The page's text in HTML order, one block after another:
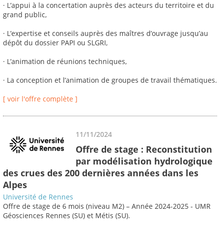
· L’appui à la concertation auprès des acteurs du territoire et du
grand public,
· L’expertise et conseils auprès des maîtres d’ouvrage jusqu’au
dépôt du dossier PAPI ou SLGRI,
· L’animation de réunions techniques,
· La conception et l’animation de groupes de travail thématiques.
[ voir l'offre complète ]
11/11/2024
Offre de stage : Reconstitution
par modélisation hydrologique
des crues des 200 dernières années dans les
Alpes
Université de Rennes
Offre de stage de 6 mois (niveau M2) – Année 2024-2025 - UMR
Géosciences Rennes (SU) et Métis (SU).